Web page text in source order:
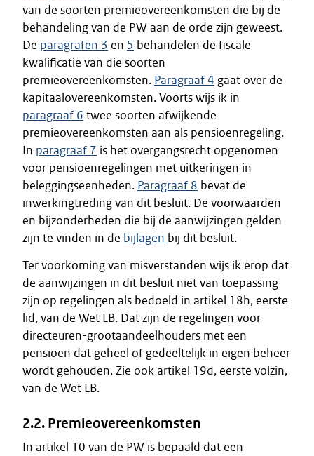
van de soorten premieovereenkomsten die bij de
behandeling van de PW aan de orde zijn geweest.
De paragrafen 3 en 5 behandelen de fiscale
kwalificatie van die soorten
premieovereenkomsten. Paragraaf 4 gaat over de
kapitaalovereenkomsten. Voorts wijs ik in
paragraaf 6 twee soorten afwijkende
premieovereenkomsten aan als pensioenregeling.
In paragraaf 7 is het overgangsrecht opgenomen
voor pensioenregelingen met uitkeringen in
beleggingseenheden. Paragraaf 8 bevat de
inwerkingtreding van dit besluit. De voorwaarden
en bijzonderheden die bij de aanwijzingen gelden
zijn te vinden in de bijlagen bij dit besluit.
Ter voorkoming van misverstanden wijs ik erop dat
de aanwijzingen in dit besluit niet van toepassing
zijn op regelingen als bedoeld in artikel 18h, eerste
lid, van de Wet LB. Dat zijn de regelingen voor
directeuren-grootaandeelhouders met een
pensioen dat geheel of gedeeltelijk in eigen beheer
wordt gehouden. Zie ook artikel 19d, eerste volzin,
van de Wet LB.
2.2. Premieovereenkomsten
In artikel 10 van de PW is bepaald dat een